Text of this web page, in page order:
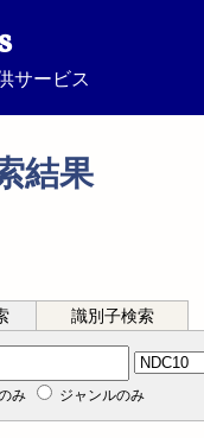
サービス
結果
識別子検索
み ジャンルのみ